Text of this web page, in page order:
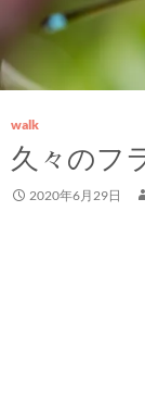
walk
久々のフ
2020年6月29日